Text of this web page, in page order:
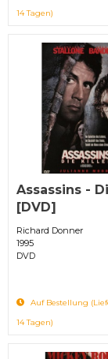
14 Tagen)
Assassins -
[DVD]
Richard Donner
1995
DVD
Auf Bestellung
14 Tagen)